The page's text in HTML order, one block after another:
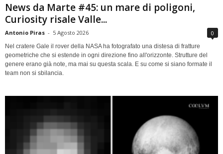
News da Marte #45: un mare di poligoni,
Curiosity risale Valle...
Antonio Piras - 5 Agosto 2026 0
Nel cratere Gale il rover della NASA ha fotografato una distesa di fratture
geometriche che si estende in ogni direzione fino all'orizzonte. Strutture del
genere erano già note, ma mai su questa scala. E su come si siano formate il
team non si sbilancia.